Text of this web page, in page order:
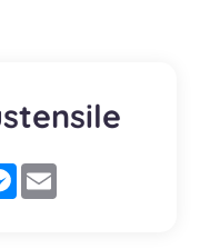
Messenger